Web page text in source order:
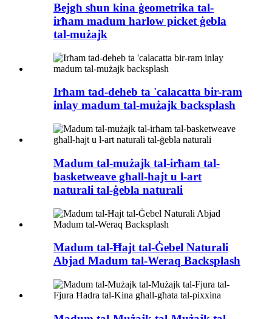
Bejgħ sħun kina ġeometrika tal-
irħam madum harlow picket ġebla
tal-mużajk
Irħam tad-deheb ta 'calacatta bir-ram
inlay madum tal-mużajk backsplash
Madum tal-mużajk tal-irħam tal-
basketweave għall-ħajt u l-art
naturali tal-ġebla naturali
Madum tal-Ħajt tal-Ġebel Naturali
Abjad Madum tal-Weraq Backsplash